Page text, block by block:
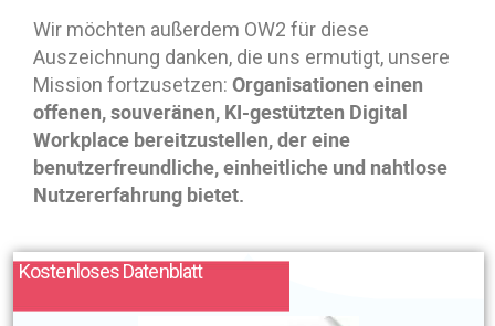
Wir möchten außerdem OW2 für diese
Auszeichnung danken, die uns ermutigt, unsere
Mission fortzusetzen: Organisationen einen
offenen, souveränen, KI-gestützten Digital
Workplace bereitzustellen, der eine
benutzerfreundliche, einheitliche und nahtlose
Nutzererfahrung bietet.
Kostenloses Datenblatt